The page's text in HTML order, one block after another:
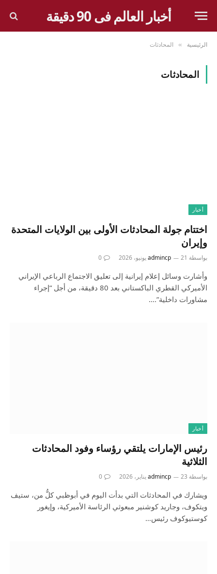
أخبار العالم فى 90 دقيقة
الرئيسية » المحادثات
المحادثات
أخبار
اختتام جولة المحادثات الأولى بين الولايات المتحدة
وإيران
بواسطة admincp 21 يونيو، 2026 0
وأشارت وسائل إعلام إيرانية إلى تعليق الاجتماع الرباعي الإيراني
الأميركي القطري الباكستاني بعد 80 دقيقة، من أجل “إجراء
مشاورات داخلية”.…
أخبار
رئيس الإمارات يلتقي رؤساء وفود المحادثات
الثلاثية
بواسطة admincp 23 يناير، 2026 0
ويشارك في المحادثات التي بدأت اليوم في أبوظبي كلُّ من، ستيف
ويتكوف، وجاريد كوشنير مبعوثي الرئاسة الأميركية، وإيغور
كوستيوكوف رئيس…